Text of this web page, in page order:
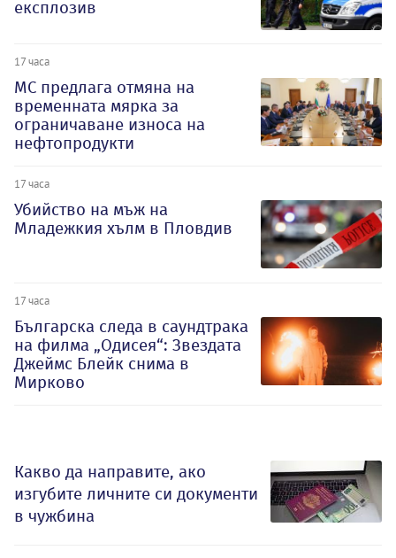
експлозив
17 часа
МС предлага отмяна на
временната мярка за
ограничаване износа на
нефтопродукти
17 часа
Убийство на мъж на
Младежкия хълм в Пловдив
17 часа
Българска следа в саундтрака
на филма „Одисея“: Звездата
Джеймс Блейк снима в
Мирково
Какво да направите, ако
изгубите личните си документи
в чужбина